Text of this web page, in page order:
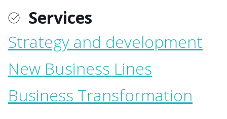
Services
Strategy and development
New Business Lines
Business Transformation